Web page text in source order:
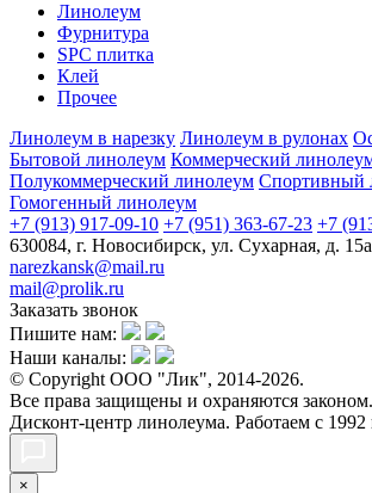
Линолеум
Фурнитура
SPC плитка
Клей
Прочее
Линолеум в нарезку Линолеум в рулонах
Бытовой линолеум Коммерческий
Полукоммерческий линолеум Спортивный
Гомогенный линолеум
+7 (913) 917-09-10 +7 (951) 363-67-23 +7
630084, г. Новосибирск, ул. Сухарная, д.
narezkansk@mail.ru
mail@prolik.ru
Заказать звонок
Пишите нам:
Наши каналы:
© Copyright ООО "Лик", 2014-2026.
Все права защищены и охраняются законом.
Дисконт-центр линолеума. Работаем с 1992
×